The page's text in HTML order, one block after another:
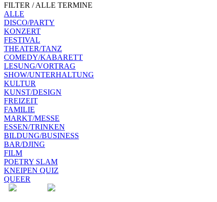
FILTER / ALLE TERMINE
ALLE
DISCO/PARTY
KONZERT
FESTIVAL
THEATER/TANZ
COMEDY/KABARETT
LESUNG/VORTRAG
SHOW/UNTERHALTUNG
KULTUR
KUNST/DESIGN
FREIZEIT
FAMILIE
MARKT/MESSE
ESSEN/TRINKEN
BILDUNG/BUSINESS
BAR/DJING
FILM
POETRY SLAM
KNEIPEN QUIZ
QUEER